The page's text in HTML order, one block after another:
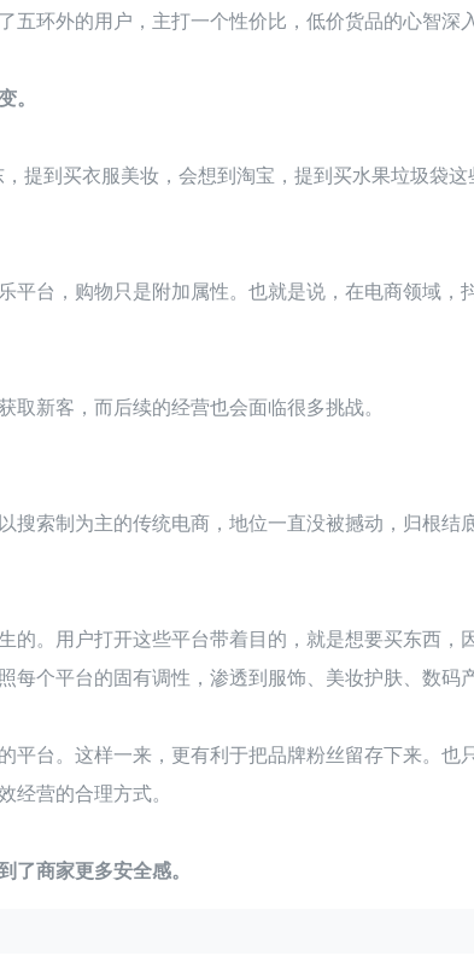
环外的用户，主打一个性价比，低价货品的心智深入
。
提到买衣服美妆，会想到淘宝，提到买水果垃圾袋
平台，购物只是附加属性。也就是说，在电商领域，
新客，而后续的经营也会面临很多挑战。
搜索制为主的传统电商，地位一直没被撼动，归根结
的。用户打开这些平台带着目的，就是想要买东西，
个平台的固有调性，渗透到服饰、美妆护肤、数码
平台。这样一来，更有利于把品牌粉丝留存下来。也
经营的合理方式。
了商家更多安全感。